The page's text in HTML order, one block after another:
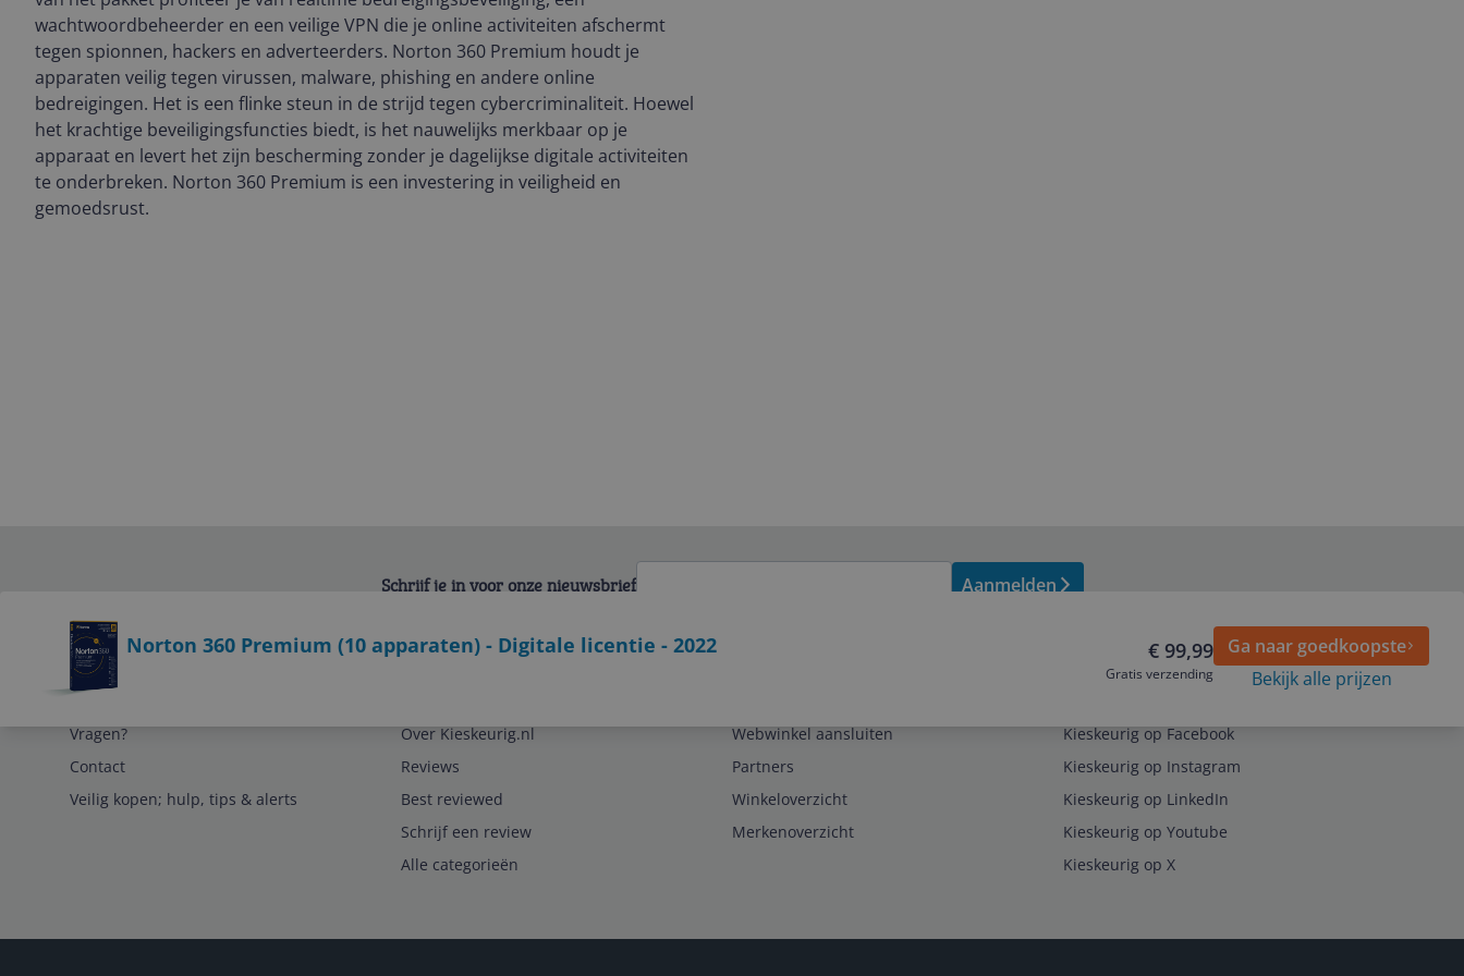
wachtwoordbeheerder en een veilige VPN die je online activiteiten afschermt
tegen spionnen, hackers en adverteerders. Norton 360 Premium houdt je
apparaten veilig tegen virussen, malware, phishing en andere online
bedreigingen. Het is een flinke steun in de strijd tegen cybercriminaliteit. Hoewel
het krachtige beveiligingsfuncties biedt, is het nauwelijks merkbaar op je
apparaat en levert het zijn bescherming zonder je dagelijkse digitale activiteiten
te onderbreken. Norton 360 Premium is een investering in veiligheid en
gemoedsrust.
Norton 360 Premium (10 apparaten) - Digitale licentie - 2022 € 99,99
Gratis verzending
Ga naar goedkoopste
Bekijk alle prijzen
Schrijf je in voor onze nieuwsbrief Aanmelden
Service
Vragen?
Contact
Veilig kopen; hulp, tips & alerts
Over Kieskeurig.nl
Reviews
Best reviewed
Schrijf een review
Alle categorieën
Webwinkel aansluiten
Partners
Winkeloverzicht
Merkenoverzicht
Kieskeurig op Facebook
Kieskeurig op Instagram
Kieskeurig op LinkedIn
Kieskeurig op Youtube
Kieskeurig op X